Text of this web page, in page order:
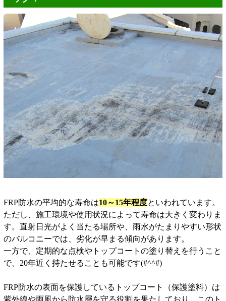
FRP防水の平均的な寿命は10～15年程度といわれています。
ただし、施工環境や使用状況によって寿命は大きく変わりま
す。直射日光がよく当たる場所や、雨水がたまりやすい形状
のバルコニーでは、劣化が早まる傾向があります。
一方で、定期的な点検やトップコートの塗り替えを行うこと
で、20年近く持たせることも可能です(#^^#)
FRP防水の表面を保護しているトップコート（保護塗料）は
紫外線や雨風から防水層を守る役割を果たしており、このト